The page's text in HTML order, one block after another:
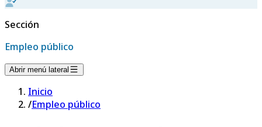
Sección
Empleo público
Abrir menú lateral
Inicio
/Empleo público